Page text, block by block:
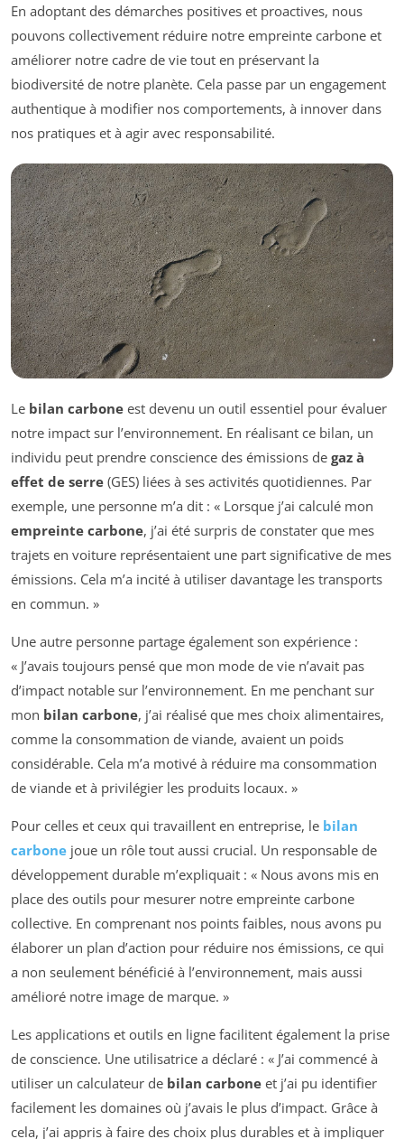
En adoptant des démarches positives et proactives, nous
pouvons collectivement réduire notre empreinte carbone et
améliorer notre cadre de vie tout en préservant la
biodiversité de notre planète. Cela passe par un engagement
authentique à modifier nos comportements, à innover dans
nos pratiques et à agir avec responsabilité.
Le bilan carbone est devenu un outil essentiel pour évaluer
notre impact sur l’environnement. En réalisant ce bilan, un
individu peut prendre conscience des émissions de gaz à
effet de serre (GES) liées à ses activités quotidiennes. Par
exemple, une personne m’a dit : « Lorsque j’ai calculé mon
empreinte carbone, j’ai été surpris de constater que mes
trajets en voiture représentaient une part significative de mes
émissions. Cela m’a incité à utiliser davantage les transports
en commun. »
Une autre personne partage également son expérience :
« J’avais toujours pensé que mon mode de vie n’avait pas
d’impact notable sur l’environnement. En me penchant sur
mon bilan carbone, j’ai réalisé que mes choix alimentaires,
comme la consommation de viande, avaient un poids
considérable. Cela m’a motivé à réduire ma consommation
de viande et à privilégier les produits locaux. »
Pour celles et ceux qui travaillent en entreprise, le bilan
carbone joue un rôle tout aussi crucial. Un responsable de
développement durable m’expliquait : « Nous avons mis en
place des outils pour mesurer notre empreinte carbone
collective. En comprenant nos points faibles, nous avons pu
élaborer un plan d’action pour réduire nos émissions, ce qui
a non seulement bénéficié à l’environnement, mais aussi
amélioré notre image de marque. »
Les applications et outils en ligne facilitent également la prise
de conscience. Une utilisatrice a déclaré : « J’ai commencé à
utiliser un calculateur de bilan carbone et j’ai pu identifier
facilement les domaines où j’avais le plus d’impact. Grâce à
cela, j’ai appris à faire des choix plus durables et à impliquer